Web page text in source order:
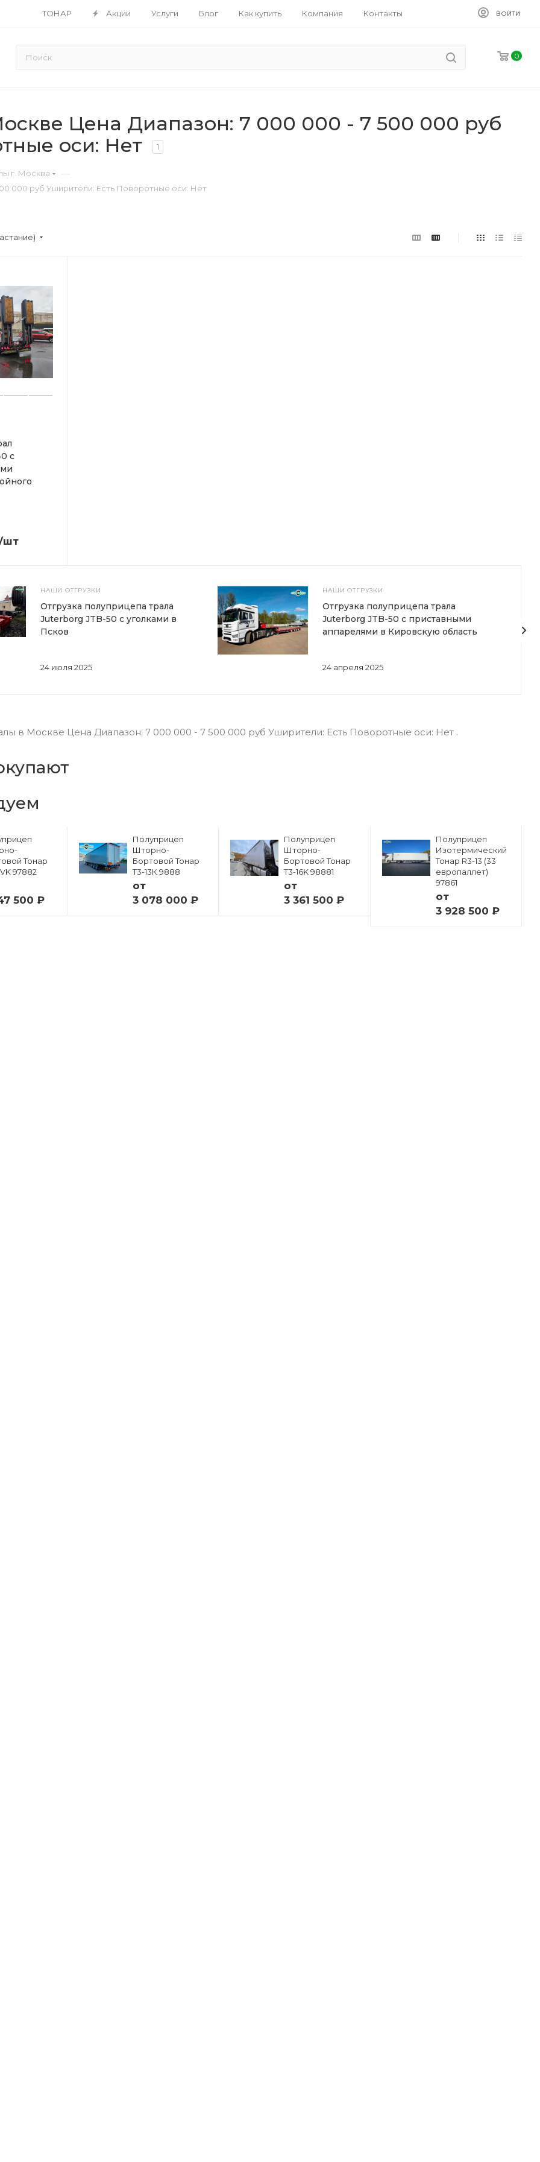
ТОНАР Акции Услуги Блог Как купить Компания Контакты ВОЙТИ
0
Цена Диапазон: 7 000 000 - 7 500 000 руб
оси: Нет
1
г. Москва —
000 руб Уширители: Есть Поворотные оси: Нет
с
шт
НАШИ ОТГРУЗКИ
24 июля 2025
Отгрузка полуприцепа трала
Juterborg JTB-50 с уголками в
Псков
НАШИ ОТГРУЗКИ
24 апреля 2025
Отгрузка полуприцепа трала
Juterborg JTB-50 с приставными
аппарелями в Кировскую область
в Москве Цена Диапазон: 7 000 000 - 7 500 000 руб Уширители: Есть Поворотные оси: Нет .
Тонар
97882
500 ₽
Полуприцеп
Шторно-
Бортовой Тонар
Т3-13К 9888
от
3 078 000 ₽
Полуприцеп
Шторно-
Бортовой Тонар
Т3-16K 98881
от
3 361 500 ₽
Полуприцеп
Изотермический
Тонар R3-13 (33
европаллет)
97861
от
3 928 500 ₽